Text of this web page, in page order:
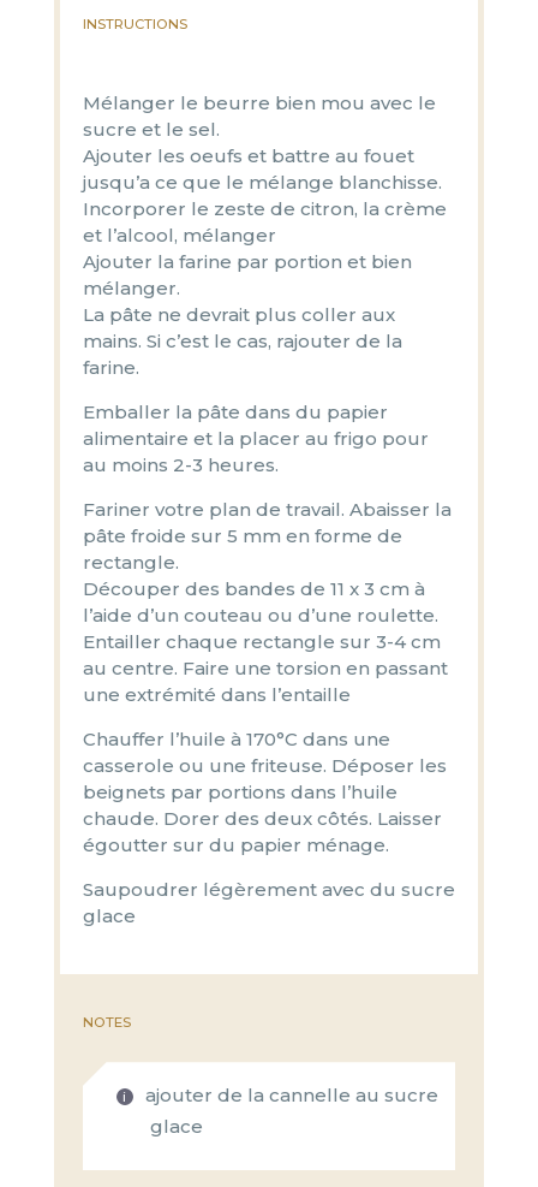
INSTRUCTIONS
Mélanger le beurre bien mou avec le
sucre et le sel.
Ajouter les oeufs et battre au fouet
jusqu’a ce que le mélange blanchisse.
Incorporer le zeste de citron, la crème
et l’alcool, mélanger
Ajouter la farine par portion et bien
mélanger.
La pâte ne devrait plus coller aux
mains. Si c’est le cas, rajouter de la
farine.
Emballer la pâte dans du papier
alimentaire et la placer au frigo pour
au moins 2-3 heures.
Fariner votre plan de travail. Abaisser la
pâte froide sur 5 mm en forme de
rectangle.
Découper des bandes de 11 x 3 cm à
l’aide d’un couteau ou d’une roulette.
Entailler chaque rectangle sur 3-4 cm
au centre. Faire une torsion en passant
une extrémité dans l’entaille
Chauffer l’huile à 170°C dans une
casserole ou une friteuse. Déposer les
beignets par portions dans l’huile
chaude. Dorer des deux côtés. Laisser
égoutter sur du papier ménage.
Saupoudrer légèrement avec du sucre
glace
NOTES
ajouter de la cannelle au sucre
glace